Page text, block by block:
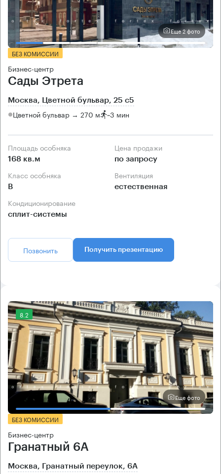
Еще 2 фото
БЕЗ КОМИССИИ
Бизнес-центр
Сады Этрета
Москва, Цветной бульвар, 25 с5
Цветной бульвар → 270 м ~3 мин
Площадь особняка
168 кв.м
Цена продажи
по запросу
Класс особняка
B
Вентиляция
естественная
Кондиционирование
сплит-системы
Позвонить Получить презентацию
8.2
Еще фото
БЕЗ КОМИССИИ
Бизнес-центр
Гранатный 6А
Москва, Гранатный переулок, 6А